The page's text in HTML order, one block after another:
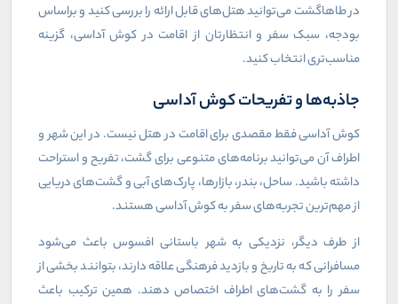
در طاهاگشت می‌توانید هتل‌های قابل ارائه را بررسی کنید و براساس
بودجه، سبک سفر و انتظارتان از اقامت در کوش آداسی، گزینه
مناسب‌تری انتخاب کنید.
جاذبه‌ها و تفریحات کوش آداسی
کوش آداسی فقط مقصدی برای اقامت در هتل نیست. در این شهر و
اطراف آن می‌توانید برنامه‌های متنوعی برای گشت، تفریح و استراحت
داشته باشید. ساحل، بندر، بازارها، پارک‌های آبی و گشت‌های دریایی
از مهم‌ترین تجربه‌های سفر به کوش آداسی هستند.
از طرف دیگر، نزدیکی به شهر باستانی افسوس باعث می‌شود
مسافرانی که به تاریخ و بازدید فرهنگی علاقه دارند، بتوانند بخشی از
سفر را به گشت‌های اطراف اختصاص دهند. همین ترکیب باعث